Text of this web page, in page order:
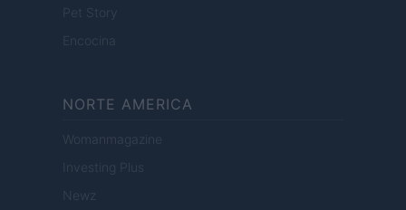
Pet Story
Encocina
NORTE AMERICA
Womanmagazine
Investing Plus
Newz